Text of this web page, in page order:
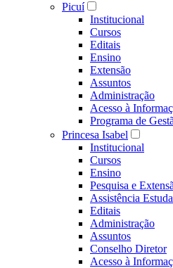
Picuí
Institucional
Cursos
Editais
Ensino
Extensão
Assuntos
Administração
Acesso à
Programa de
Princesa Isabel
Institucional
Cursos
Ensino
Pesquisa e
Assistência
Editais
Administração
Assuntos
Conselho Diretor
Acesso à